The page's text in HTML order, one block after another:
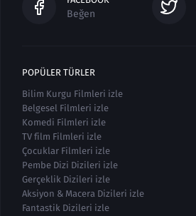
Beğen
POPÜLER TÜRLER
Bilim Kurgu Filmleri izle
Belgesel Filmleri izle
Komedi Filmleri izle
TV film Filmleri izle
Çocuklar Filmleri izle
Pembe Dizi Dizileri izle
Gerçeklik Dizileri izle
Aksiyon & Macera Dizileri izle
Fantastik Dizileri izle